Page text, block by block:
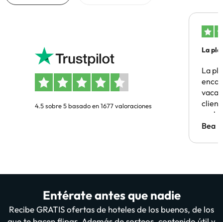
4.5 sobre 5 basado en 1677 valoraciones
La
La
Bea
Entérate antes que nadie
Recibe GRATIS ofertas de hoteles de los buenos, de los